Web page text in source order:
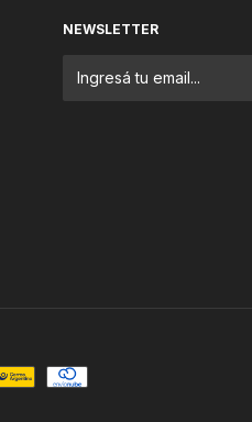
NEWSLETTER